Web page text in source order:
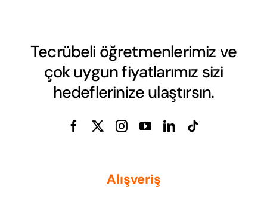
Tecrübeli öğretmenlerimiz ve
çok uygun fiyatlarımız sizi
hedeflerinize ulaştırsın.
Alışveriş